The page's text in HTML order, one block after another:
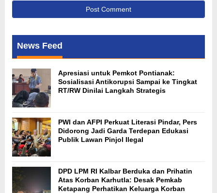
News Feed
Apresiasi untuk Pemkot Pontianak:
Sosialisasi Antikorupsi Sampai ke Tingkat
RT/RW Dinilai Langkah Strategis
PWI dan AFPI Perkuat Literasi Pindar, Pers
Didorong Jadi Garda Terdepan Edukasi
Publik Lawan Pinjol Ilegal
DPD LPM RI Kalbar Berduka dan Prihatin
Atas Korban Karhutla: Desak Pemkab
Ketapang Perhatikan Keluarga Korban